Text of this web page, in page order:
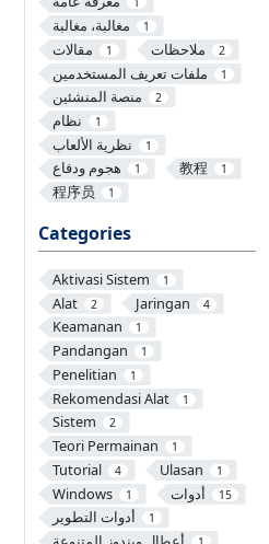
مغالبة، مغالبة 1
مقالات 1 ملاحظات 2
ملفات تعريف المستخدمين 1
منصة المنشئين 2
نظام 1
نظرية الألعاب 1
هجوم ودفاع 1 教程 1
程序员 1
Categories
Aktivasi Sistem 1
Alat 2 Jaringan 4
Keamanan 1
Pandangan 1
Penelitian 1
Rekomendasi Alat 1
Sistem 2
Teori Permainan 1
Tutorial 4 Ulasan 1
Windows 1 أدوات 15
أدوات التطوير 1